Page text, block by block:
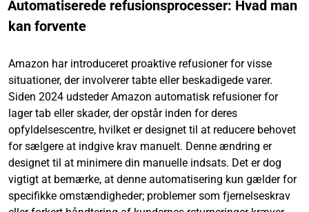
Automatiserede refusionsprocesser: Hvad man
kan forvente
Amazon har introduceret proaktive refusioner for visse
situationer, der involverer tabte eller beskadigede varer.
Siden 2024 udsteder Amazon automatisk refusioner for
lager tab eller skader, der opstår inden for deres
opfyldelsescentre, hvilket er designet til at reducere behovet
for sælgere at indgive krav manuelt. Denne ændring er
designet til at minimere din manuelle indsats. Det er dog
vigtigt at bemærke, at denne automatisering kun gælder for
specifikke omstændigheder; problemer som fjernelseskrav